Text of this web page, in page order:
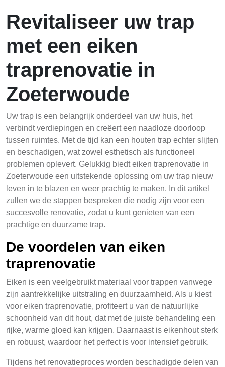
Revitaliseer uw trap
met een eiken
traprenovatie in
Zoeterwoude
Uw trap is een belangrijk onderdeel van uw huis, het
verbindt verdiepingen en creëert een naadloze doorloop
tussen ruimtes. Met de tijd kan een houten trap echter slijten
en beschadigen, wat zowel esthetisch als functioneel
problemen oplevert. Gelukkig biedt eiken traprenovatie in
Zoeterwoude een uitstekende oplossing om uw trap nieuw
leven in te blazen en weer prachtig te maken. In dit artikel
zullen we de stappen bespreken die nodig zijn voor een
succesvolle renovatie, zodat u kunt genieten van een
prachtige en duurzame trap.
De voordelen van eiken
traprenovatie
Eiken is een veelgebruikt materiaal voor trappen vanwege
zijn aantrekkelijke uitstraling en duurzaamheid. Als u kiest
voor eiken traprenovatie, profiteert u van de natuurlijke
schoonheid van dit hout, dat met de juiste behandeling een
rijke, warme gloed kan krijgen. Daarnaast is eikenhout sterk
en robuust, waardoor het perfect is voor intensief gebruik.
Tijdens het renovatieproces worden beschadigde delen van